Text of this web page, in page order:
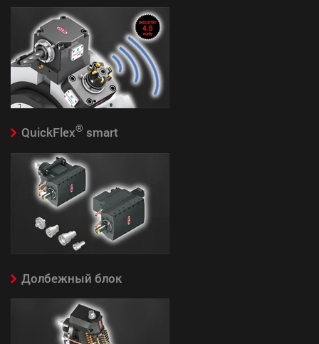
QuickFlex®smart
Долбежный блок